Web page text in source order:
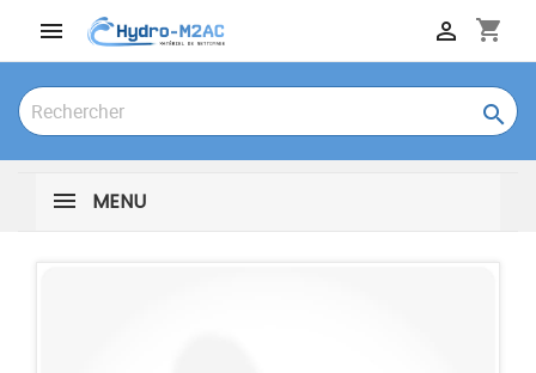
 shopping_cart


MENU